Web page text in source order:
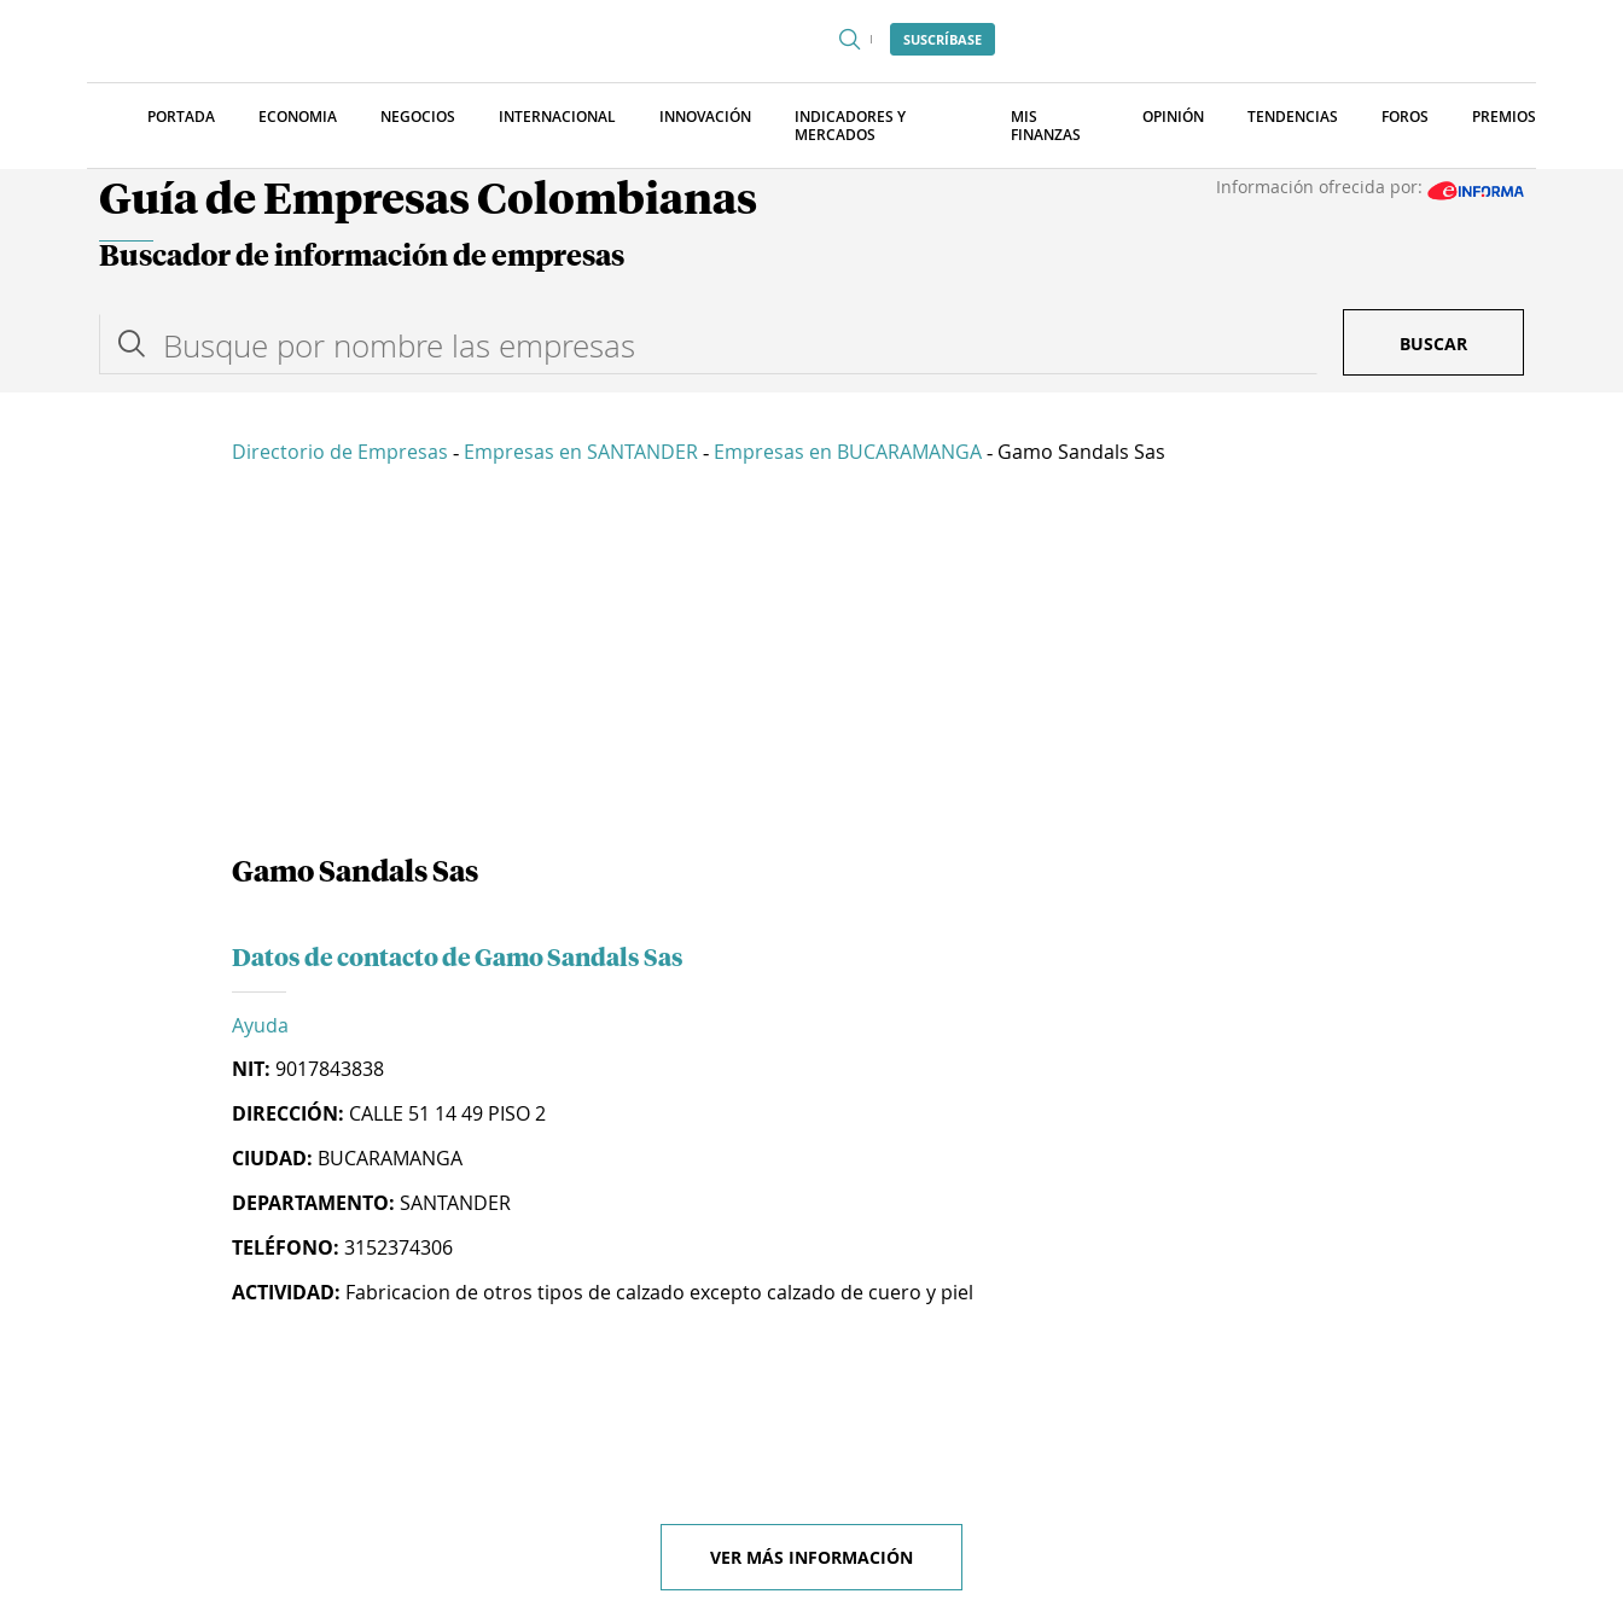
SUSCRÍBASE
PORTADA ECONOMIA NEGOCIOS INTERNACIONAL INNOVACIÓN
INDICADORES Y
MERCADOS
MIS
FINANZAS
OPINIÓN TENDENCIAS FOROS PREMIOS
Guía de Empresas Colombianas Información ofrecida por:
Buscador de información de empresas
BUSCAR
Directorio de Empresas - Empresas en SANTANDER - Empresas en BUCARAMANGA - Gamo Sandals Sas
Gamo Sandals Sas
Datos de contacto de Gamo Sandals Sas
Ayuda
NIT: 9017843838
DIRECCIÓN: CALLE 51 14 49 PISO 2
CIUDAD: BUCARAMANGA
DEPARTAMENTO: SANTANDER
TELÉFONO: 3152374306
ACTIVIDAD: Fabricacion de otros tipos de calzado excepto calzado de cuero y piel
VER MÁS INFORMACIÓN